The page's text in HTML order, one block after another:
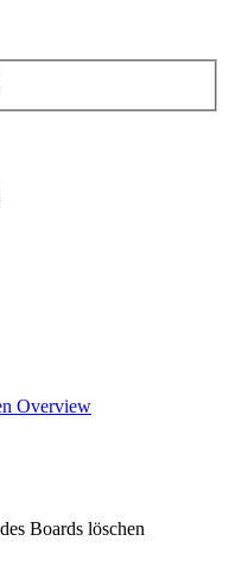
Overview
Boards löschen